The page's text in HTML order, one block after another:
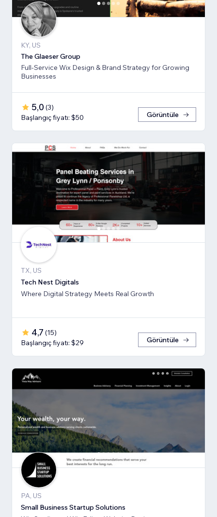
KY, US
The Glaeser Group
Full-Service Wix Design & Brand Strategy for Growing
Businesses
5,0 (3)
Başlangıç fiyatı: $50
Görüntüle
TX, US
Tech Nest Digitals
Where Digital Strategy Meets Real Growth
4,7 (15)
Başlangıç fiyatı: $29
Görüntüle
PA, US
Small Business Startup Solutions